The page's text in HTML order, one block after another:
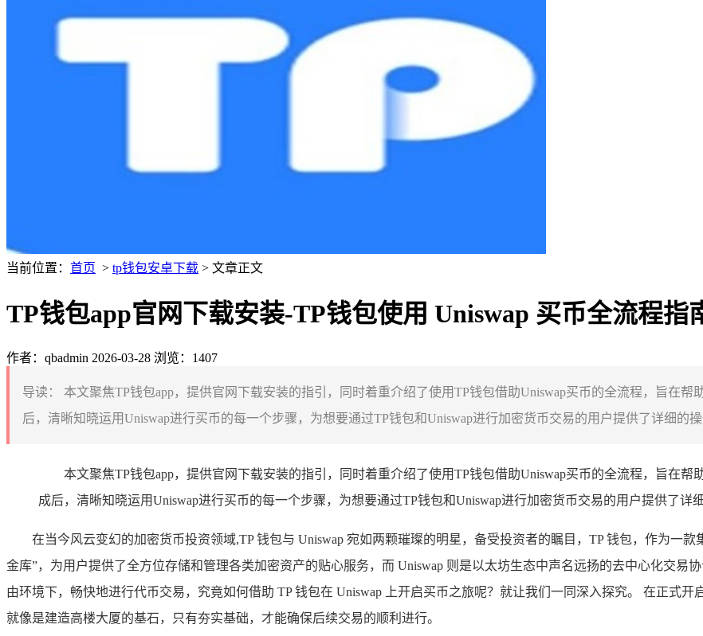
当前位置： 首页 > tp钱包安卓下载 > 文章正文
TP钱包app官网下载安装-TP钱包使用 Uniswap 买币全流程指
作者：qbadmin 2026-03-28 浏览：1407
导读：
本文聚焦TP钱包app，提供官网下载安装的指引，同时着重介绍了使用TP钱包借助Uniswap买币的全流程，旨在
后，清晰知晓运用Uniswap进行买币的每一个步骤，为想要通过TP钱包和Uniswap进行加密货币交易的用户提供了详细的
本文聚焦TP钱包app，提供官网下载安装的指引，同时着重介绍了使用TP钱包借助Uniswap买币的全流程，旨在
成后，清晰知晓运用Uniswap进行买币的每一个步骤，为想要通过TP钱包和Uniswap进行加密货币交易的用户提供了详
在当今风云变幻的加密货币投资领域,TP 钱包与 Uniswap 宛如两颗璀璨的明星，备受投资者的瞩目，TP 钱包，作为一
金库”，为用户提供了全方位存储和管理各类加密资产的贴心服务，而 Uniswap 则是以太坊生态中声名远扬的去中心化交易
由环境下，畅快地进行代币交易，究竟如何借助 TP 钱包在 Uniswap 上开启买币之旅呢？就让我们一同深入探究。 在正式
就像是建造高楼大厦的基石，只有夯实基础，才能确保后续交易的顺利进行。